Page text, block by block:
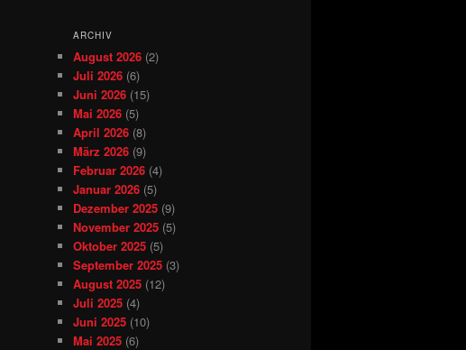
ARCHIV
August 2026 (2)
Juli 2026 (6)
Juni 2026 (15)
Mai 2026 (5)
April 2026 (8)
März 2026 (9)
Februar 2026 (4)
Januar 2026 (5)
Dezember 2025 (9)
November 2025 (5)
Oktober 2025 (5)
September 2025 (3)
August 2025 (12)
Juli 2025 (4)
Juni 2025 (10)
Mai 2025 (6)